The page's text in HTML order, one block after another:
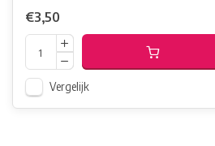
€3,50
Vergelijk